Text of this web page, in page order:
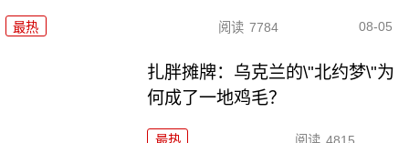
最热 阅读 7784 08-05
扎胖摊牌：乌克兰的\"北约梦\"为
何成了一地鸡毛？